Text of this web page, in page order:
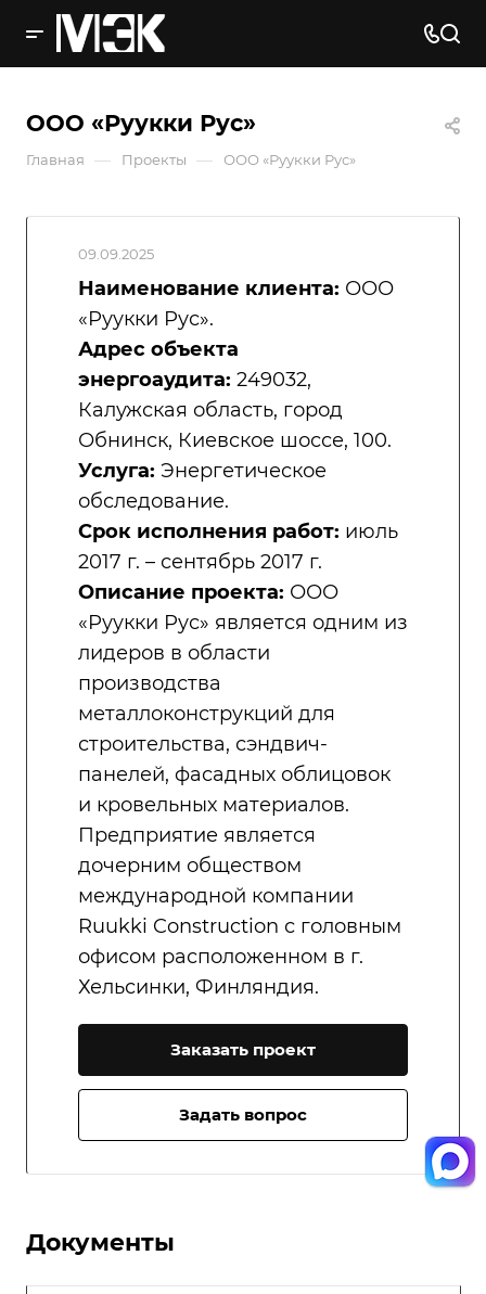
ООО «Руукки Рус»
Главная — Проекты — ООО «Руукки Рус»
09.09.2025
Наименование клиента: ООО
«Руукки Рус».
Адрес объекта
энергоаудита: 249032,
Калужская область, город
Обнинск, Киевское шоссе, 100.
Услуга: Энергетическое
обследование.
Срок исполнения работ: июль
2017 г. – сентябрь 2017 г.
Описание проекта: ООО
«Руукки Рус» является одним из
лидеров в области
производства
металлоконструкций для
строительства, сэндвич-
панелей, фасадных облицовок
и кровельных материалов.
Предприятие является
дочерним обществом
международной компании
Ruukki Construction с головным
офисом расположенном в г.
Хельсинки, Финляндия.
Заказать проект
Задать вопрос
Документы